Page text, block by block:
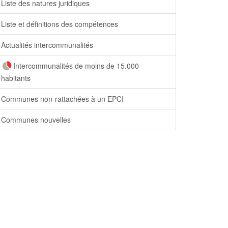
Liste des natures juridiques
Liste et définitions des compétences
Actualités intercommunalités
Intercommunalités de moins de 15.000
habitants
Communes non-rattachées à un EPCI
Communes nouvelles